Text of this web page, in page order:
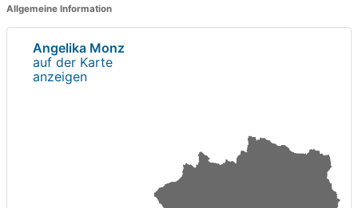
Allgemeine Information
Angelika Monz
auf der Karte
anzeigen